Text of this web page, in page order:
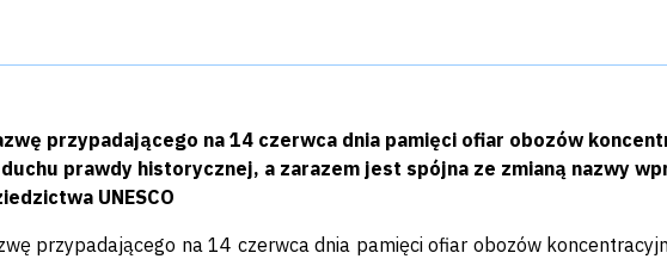
przypadającego na 14 czerwca dnia pamięci ofiar obozów
prawdy historycznej, a zarazem jest spójna ze zmianą nazwy
UNESCO
przypadającego na 14 czerwca dnia pamięci ofiar obozów